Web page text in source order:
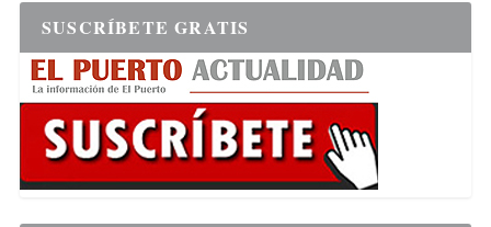
SUSCRÍBETE GRATIS